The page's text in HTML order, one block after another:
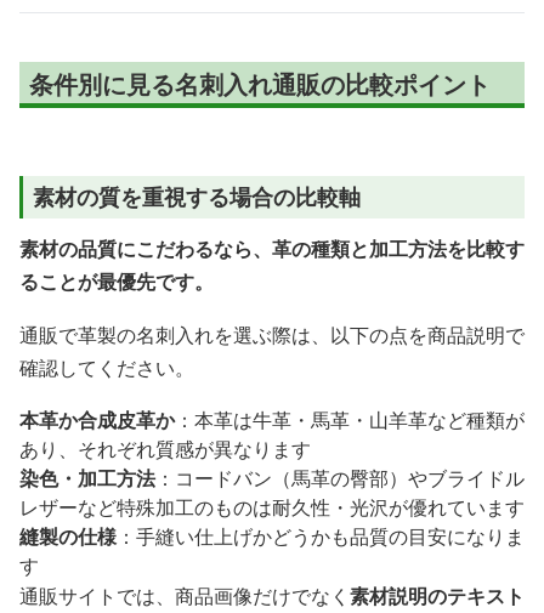
条件別に見る名刺入れ通販の比較ポイント
素材の質を重視する場合の比較軸
素材の品質にこだわるなら、革の種類と加工方法を比較す
ることが最優先です。
通販で革製の名刺入れを選ぶ際は、以下の点を商品説明で
確認してください。
本革か合成皮革か：本革は牛革・馬革・山羊革など種類が
あり、それぞれ質感が異なります
染色・加工方法：コードバン（馬革の臀部）やブライドル
レザーなど特殊加工のものは耐久性・光沢が優れています
縫製の仕様：手縫い仕上げかどうかも品質の目安になりま
す
通販サイトでは、商品画像だけでなく 素材説明のテキスト